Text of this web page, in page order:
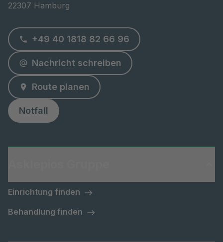
22307 Hamburg
+49 40 1818 82 66 96
Nachricht schreiben
Route planen
Notfall
Einrichtung finden
Behandlung finden